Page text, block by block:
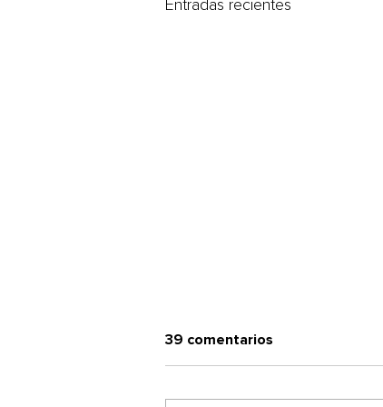
Entradas recientes
39 comentarios